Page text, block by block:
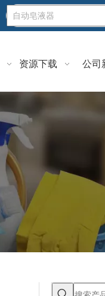
资源下载 公司